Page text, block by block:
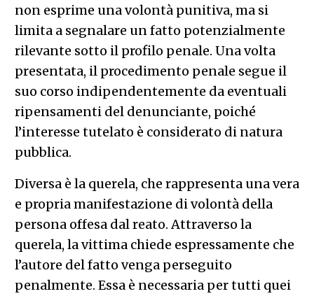
non esprime una volontà punitiva, ma si
limita a segnalare un fatto potenzialmente
rilevante sotto il profilo penale. Una volta
presentata, il procedimento penale segue il
suo corso indipendentemente da eventuali
ripensamenti del denunciante, poiché
l’interesse tutelato è considerato di natura
pubblica.
Diversa è la querela, che rappresenta una vera
e propria manifestazione di volontà della
persona offesa dal reato. Attraverso la
querela, la vittima chiede espressamente che
l’autore del fatto venga perseguito
penalmente. Essa è necessaria per tutti quei